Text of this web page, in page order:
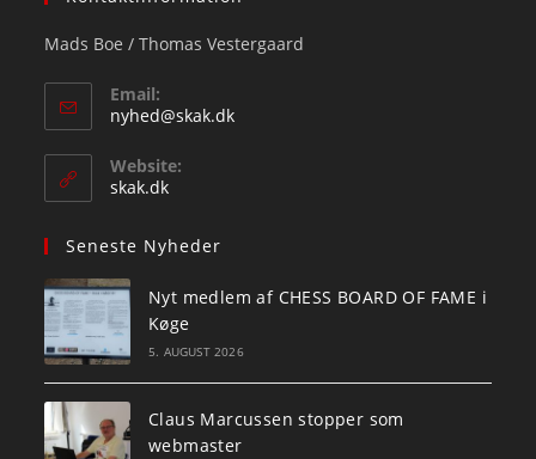
Mads Boe / Thomas Vestergaard
Email:
nyhed@skak.dkOpens
Website:
skak.dk
Seneste Nyheder
Nyt medlem af CHESS BOARD OF FAME i
Køge
5. AUGUST 2026
Claus Marcussen stopper som
webmaster